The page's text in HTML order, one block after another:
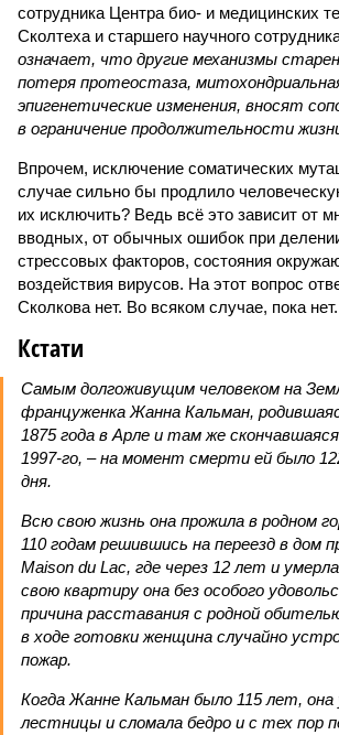
сотрудника Центра био- и медицинских
Сколтеха и старшего научного
означает, что другие механизмы
потеря протеостаза,
эпигенетические изменения, вносят
в ограничение продолжительности
Впрочем, исключение соматических
случае сильно бы продлило
их исключить? Ведь всё это зависит от
вводных, от обычных ошибок при
стрессовых факторов, состояния
воздействия вирусов. На этот вопрос
Сколкова нет. Во всяком случае, пока нет.
Кстати
Самым долгоживущим человеком на
француженка Жанна Кальман,
1875 года в Арле и там же
1997-го, – на момент смерти ей было
дня.
Всю свою жизнь она прожила в родном
110 годам решившись на переезд в дом
Maison du Lac, где через 12 лет и
свою квартиру она без особого
причина расставания с родной
в ходе готовки женщина случайно
пожар.
Когда Жанне Кальман было 115 лет, она
лестницы и сломала бедро и с тех пор